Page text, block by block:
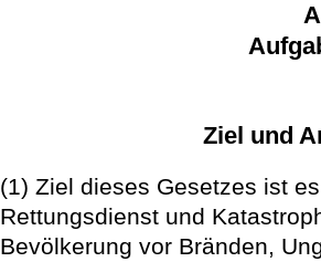
Ziel und
(1) Ziel dieses Gesetzes ist
Rettungsdienst und
Bevölkerung vor Bränden,